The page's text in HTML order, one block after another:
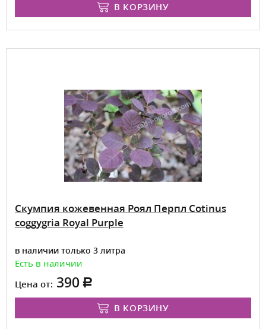
В КОРЗИНУ
Скумпия кожевенная Роял Перпл Cotinus
coggygria Royal Purple
в наличии только 3 литра
Есть в наличии
Цена от: 390
В КОРЗИНУ